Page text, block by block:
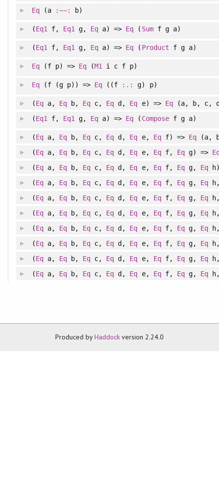
Eq(a :~~: b)
(Eq1 f, Eq1 g, Eq a) => Eq ( Sumf g a)
(Eq1 f, Eq1 g, Eq a) => Eq ( Product f g a)
Eq(f p) => Eq (M1 i c f p)
Eq(f (g p)) => Eq ((f :.: g) p)
(Eqa, Eq b, Eq c, Eq d, Eq e) => Eq(a, b, c,
(Eq1 f, Eq1 g, Eq a) => Eq ( Composef g a)
(Eqa, Eq b, Eq c, Eq d, Eq e, Eqf) => Eq(a,
(Eqa, Eq b, Eq c, Eq d, Eq e, Eqf, Eqg) =>
(Eqa, Eq b, Eq c, Eq d, Eq e, Eqf, Eqg, Eq
(Eqa, Eq b, Eq c, Eq d, Eq e, Eqf, Eqg, Eq
(Eqa, Eq b, Eq c, Eq d, Eq e, Eqf, Eqg, Eq
(Eqa, Eq b, Eq c, Eq d, Eq e, Eqf, Eqg, Eq
(Eqa, Eq b, Eq c, Eq d, Eq e, Eqf, Eqg, Eq
(Eqa, Eq b, Eq c, Eq d, Eq e, Eqf, Eqg, Eq
(Eqa, Eq b, Eq c, Eq d, Eq e, Eqf, Eqg, Eq
(Eqa, Eq b, Eq c, Eq d, Eq e, Eqf, Eqg, Eq
Produced byHaddock version 2.24.0